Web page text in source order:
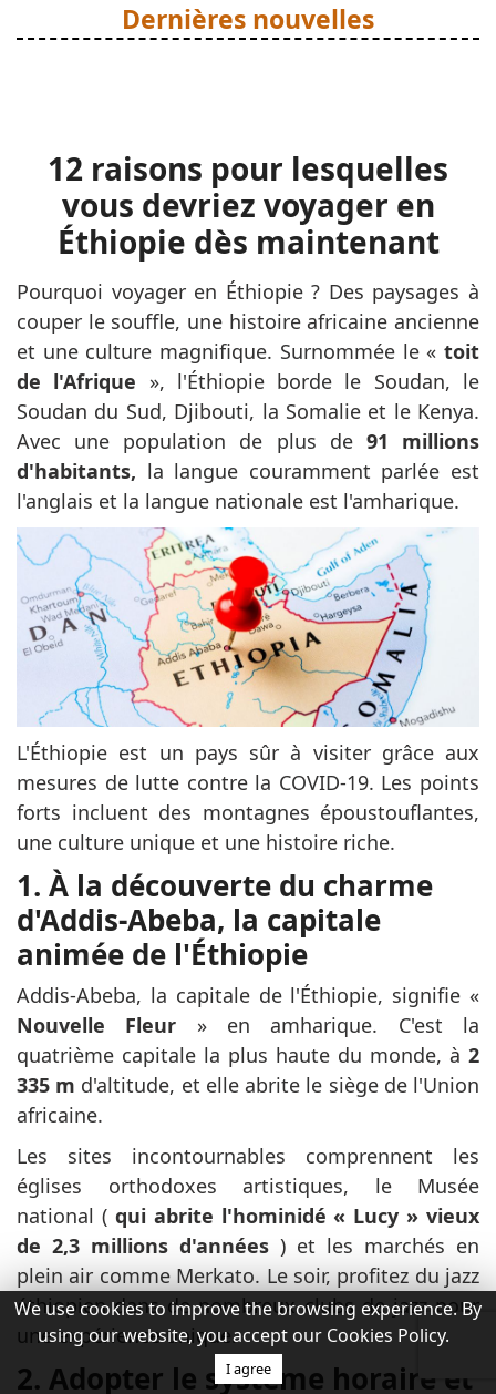
Dernières nouvelles
12 raisons pour lesquelles
vous devriez voyager en
Éthiopie dès maintenant
Pourquoi voyager en Éthiopie ? Des paysages à
couper le souffle, une histoire africaine ancienne
et une culture magnifique. Surnommée le « toit
de l'Afrique », l'Éthiopie borde le Soudan, le
Soudan du Sud, Djibouti, la Somalie et le Kenya.
Avec une population de plus de 91 millions
d'habitants, la langue couramment parlée est
l'anglais et la langue nationale est l'amharique.
L'Éthiopie est un pays sûr à visiter grâce aux
mesures de lutte contre la COVID-19. Les points
forts incluent des montagnes époustouflantes,
une culture unique et une histoire riche.
1. À la découverte du charme
d'Addis-Abeba, la capitale
animée de l'Éthiopie
Addis-Abeba, la capitale de l'Éthiopie, signifie «
Nouvelle Fleur » en amharique. C'est la
quatrième capitale la plus haute du monde, à 2
335 m d'altitude, et elle abrite le siège de l'Union
africaine.
Les sites incontournables comprennent les
églises orthodoxes artistiques, le Musée
national ( qui abrite l'hominidé « Lucy » vieux
de 2,3 millions d'années ) et les marchés en
plein air comme Merkato. Le soir, profitez du jazz
éthiopien dans de nombreux clubs de jazz pour
une expérience unique.
2. Adopter le système horaire et
We use cookies to improve the browsing experience. By
using our website, you accept our Cookies Policy.
I agree